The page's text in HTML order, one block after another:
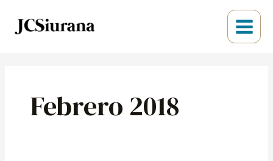
Main
Menu
Febrero 2018